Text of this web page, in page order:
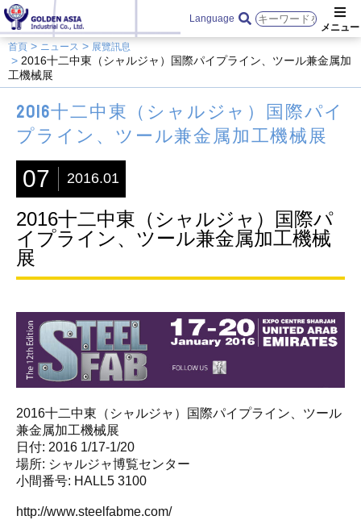
Language
首頁 ニュース 展覽訊息
2016十二中東（シャルジャ）国際パイプライン、ツール兼金属加
工機械展
2016十二中東（シャルジャ）国際パイ
プライン、ツール兼金属加工機械展
07 2016.01
2016十二中東（シャルジャ）国際パ
イプライン、ツール兼金属加工機械
展
2016十二中東（シャルジャ）国際パイプライン、ツール
兼金属加工機械展
日付: 2016 1/17-1/20
場所: シャルジャ博覧センター
小間番号: HALL5 3100
http://www.steelfabme.com/